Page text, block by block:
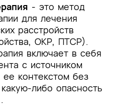
- это метод
для лечения
расстройств
ОКР, ПТСР).
включает в себя
с источником
ее контекстом без
либо опасность